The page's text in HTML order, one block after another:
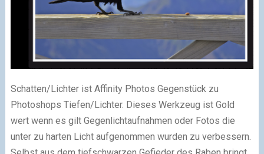
Schatten/Lichter ist Affinity Photos Gegenstück zu
Photoshops Tiefen/Lichter. Dieses Werkzeug ist Gold
wert wenn es gilt Gegenlichtaufnahmen oder Fotos die
unter zu harten Licht aufgenommen wurden zu verbessern.